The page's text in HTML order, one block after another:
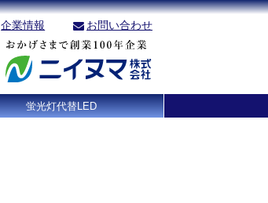
企業情報 お問い合わせ
蛍光灯代替LED